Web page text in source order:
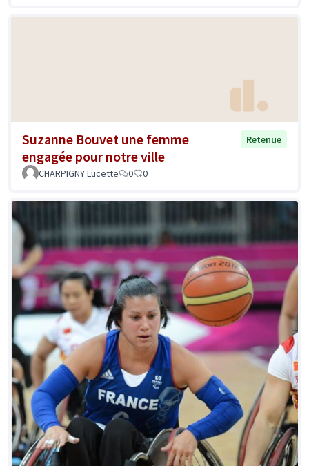
Suzanne Bouvet une femme
engagée pour notre ville
Retenue
CHARPIGNY Lucette 0 0